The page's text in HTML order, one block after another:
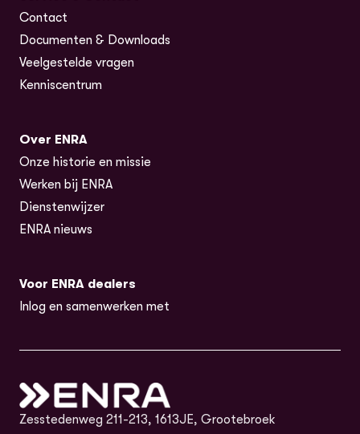
Contact
Documenten & Downloads
Veelgestelde vragen
Kenniscentrum
Over ENRA
Onze historie en missie
Werken bij ENRA
Dienstenwijzer
ENRA nieuws
Voor ENRA dealers
Inlog en samenwerken met
Zesstedenweg 211-213, 1613JE, Grootebroek